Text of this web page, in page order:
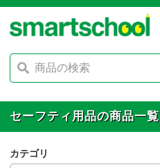
セーフティ用品の商品一覧
カテゴリ